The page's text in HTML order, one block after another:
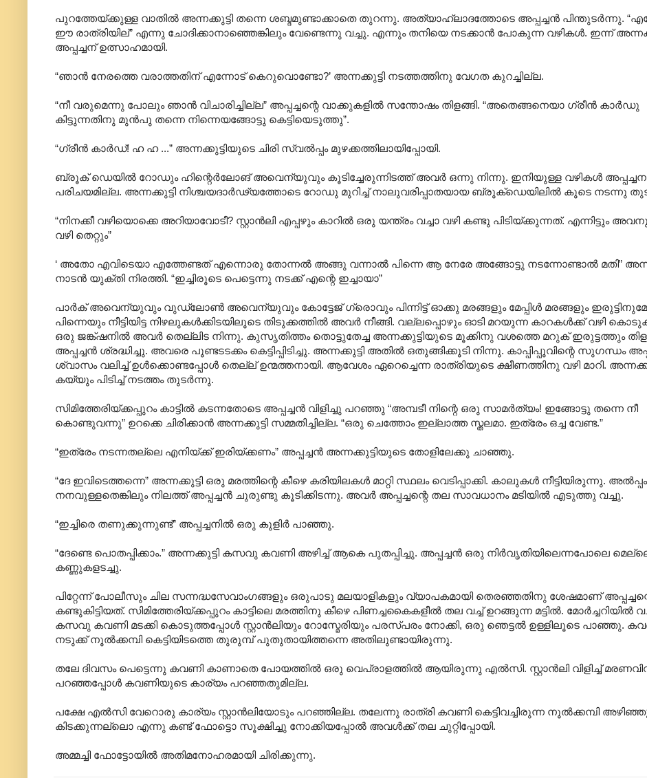
പുറത്തേയ്ക്കുള്ള വാതിൽ അന്നക്കുട്ടി തന്നെ ശബ്ദമുണ്ടാക്കാതെ തുറന്നു. അത്യാഹ്ലാദത്തോടെ അപ്പച്ചൻ പിന്തുടർന്നു.
ഈ രാത്രിയില്” എന്നു ചോദിക്കാനാഞ്ഞെങ്കിലും വേണ്ടെന്നു വച്ചു. എന്നും തനിയെ നടക്കാൻ പോകുന്ന വഴികൾ. ഇന്ന്
അപ്പച്ചന് ഉത്സാഹമായി.
“ഞാൻ നേരത്തെ വരാത്തതിന് എന്നോട് കെറുവൊണ്ടോ?’ അന്നക്കുട്ടി നടത്തത്തിനു വേഗത കുറച്ചില്ല.
“നീ വരുമെന്നു പോലും ഞാൻ വിചാരിച്ചില്ല” അപ്പച്ചന്റെ വാക്കുകളിൽ സന്തോഷം തിളങ്ങി. “അതെങ്ങനെയാ ഗ്രീൻ കാർഡു
കിട്ടുന്നതിനു മുൻപു തന്നെ നിന്നെയങ്ങോട്ടു കെട്ടിയെടുത്തു”.
“ഗ്രീൻ കാർഡ്! ഹ ഹ ...” അന്നക്കുട്ടിയുടെ ചിരി സ്വൽപ്പം മുഴക്കത്തിലായിപ്പോയി.
ബ്രൂക് ഡെയിൽ റോഡും ഹിന്റെർലോങ് അവെന്യുവും കൂടിച്ചേരുന്നിടത്ത് അവർ ഒന്നു നിന്നു. ഇനിയുള്ള വഴികൾ
പരിചയമില്ല. അന്നക്കുട്ടി നിശ്ചയദാർഢ്യത്തോടെ റോഡു മുറിച്ച് നാലുവരിപ്പാതയായ ബ്രൂക്ഡെയിലിൽ കൂടെ നടന്നു
“നിനക്കീ വഴിയൊക്കെ അറിയാവോടീ? സ്റ്റാൻലി എപ്പഴും കാറിൽ ഒരു യന്ത്രം വച്ചാ വഴി കണ്ടു പിടിയ്ക്കുന്നത്. എന്നിട്ടും അവനു
വഴി തെറ്റും”
‘ അതോ എവിടെയാ എത്തേണ്ടത് എന്നൊരു തോന്നൽ അങ്ങു വന്നാൽ പിന്നെ ആ നേരേ അങ്ങോട്ടു നടന്നോണ്ടാൽ മതി”
നാടൻ യുക്തി നിരത്തി. “ഇച്ചിരൂടെ പെട്ടെന്നു നടക്ക് എന്റെ ഇച്ചായാ”
പാർക് അവെന്യുവും വുഡ്ലോൺ അവെന്യുവും കോട്ടേജ് ഗ്രൊവും പിന്നിട്ട് ഓക്കു മരങ്ങളും മേപ്പിൾ മരങ്ങളും
പിന്നെയും നീട്ടിയിട്ട നിഴലുകൾക്കിടയിലൂടെ തിടുക്കത്തിൽ അവർ നീങ്ങി. വല്ലപ്പൊഴും ഓടി മറയുന്ന കാറകൾക്ക് വഴി
ഒരു ജങ്ക്ഷനിൽ അവർ തെല്ലിട നിന്നു. കുസൃതിത്തം തൊട്ടുതേച്ച അന്നക്കുട്ടിയുടെ മൂക്കിനു വശത്തെ മറുക് ഇരുട്ടത്തും
അപ്പച്ചൻ ശ്രദ്ധിച്ചു. അവരെ പൂണ്ടടടക്കം കെട്ടിപ്പിടിച്ചു. അന്നക്കുട്ടി അതിൽ ഒതുങ്ങിക്കൂടി നിന്നു. കാപ്പിപ്പൂവിന്റെ സുഗന്ധം
ശ്വാസം വലിച്ച് ഉൾക്കൊണ്ടപ്പോൾ തെല്ല് ഉന്മത്തനായി. ആവേശം ഏറെച്ചെന്ന രാത്രിയുടെ ക്ഷീണത്തിനു വഴി മാറി.
കയ്യും പിടിച്ച് നടത്തം തുടർന്നു.
സിമിത്തേരിയ്ക്കപ്പുറം കാട്ടിൽ കടന്നതോടെ അപ്പച്ചൻ വിളിച്ചു പറഞ്ഞു “അമ്പടീ നിന്റെ ഒരു സാമർത്യം! ഇങ്ങോട്ടു തന്നെ നീ
കൊണ്ടുവന്നു” ഉറക്കെ ചിരിക്കാൻ അന്നക്കുട്ടി സമ്മതിച്ചില്ല. “ഒരു ചെത്തോം ഇല്ലാത്ത സ്തലമാ. ഇത്രേം ഒച്ച വേണ്ട.”
“ഇത്രേം നടന്നതല്ലെ എനിയ്ക്ക് ഇരിയ്ക്കണം” അപ്പച്ചൻ അന്നക്കുട്ടിയുടെ തോളിലേക്കു ചാഞ്ഞു.
“ദേ ഇവിടെത്തന്നെ” അന്നക്കുട്ടി ഒരു മരത്തിന്റെ കീഴെ കരിയിലകൾ മാറ്റി സ്ഥലം വെടിപ്പാക്കി. കാലുകൾ നീട്ടിയിരുന്നു. അൽപ്പം
നനവുള്ളതെങ്കിലും നിലത്ത് അപ്പച്ചൻ ചുരുണ്ടു കൂടിക്കിടന്നു. അവർ അപ്പച്ചന്റെ തല സാവധാനം മടിയിൽ എടുത്തു വച്ചു.
“ഇച്ചിരെ തണുക്കുന്നുണ്ട്” അപ്പച്ചനിൽ ഒരു കുളിർ പാഞ്ഞു.
“ദേണ്ടെ പൊതപ്പിക്കാം.” അന്നക്കുട്ടി കസവു കവണി അഴിച്ച് ആകെ പുതപ്പിച്ചു. അപ്പച്ചൻ ഒരു നിർവൃതിയിലെന്നപോലെ
കണ്ണുകളടച്ചു.
പിറ്റേന്ന് പോലീസും ചില സന്നദ്ധസേവാംഗങ്ങളും ഒരുപാടു മലയാളികളും വ്യാപകമായി തെരഞ്ഞതിനു ശേഷമാണ്
കണ്ടുകിട്ടിയത്. സിമിത്തേരിയ്ക്കപ്പുറം കാട്ടിലെ മരത്തിനു കീഴെ പിണച്ചകൈകളീൽ തല വച്ച് ഉറങ്ങുന്ന മട്ടിൽ. മോർച്ചറിയിൽ
കസവു കവണി മടക്കി കൊടുത്തപ്പോൾ സ്റ്റാൻലിയും റോസ്മേരിയും പരസ്പരം നോക്കി, ഒരു ഞെട്ടൽ ഉള്ളിലൂടെ പാഞ്ഞു.
നടുക്ക് നൂൽക്കമ്പി കെട്ടിയിടത്തെ തുരുമ്പ് പുതുതായിത്തന്നെ അതിലുണ്ടായിരുന്നു.
തലേ ദിവസം പെട്ടെന്നു കവണി കാണാതെ പോയത്തിൽ ഒരു വെപ്രാളത്തിൽ ആയിരുന്നു എൽസി. സ്റ്റാൻലി വിളിച്ച്
പറഞ്ഞപ്പോൾ കവണിയുടെ കാര്യം പറഞ്ഞതുമില്ല.
പക്ഷേ എൽസി വേറൊരു കാര്യം സ്റ്റാൻലിയോടും പറഞ്ഞില്ല. തലേന്നു രാത്രി കവണി കെട്ടിവച്ചിരുന്ന നൂൽക്കമ്പി
കിടക്കുന്നല്ലൊ എന്നു കണ്ട് ഫോട്ടൊ സൂക്ഷിച്ചു നോക്കിയപ്പോൽ അവൾക്ക് തല ചുറ്റിപ്പോയി.
അമ്മച്ചി ഫോട്ടോയിൽ അതിമനോഹരമായി ചിരിക്കുന്നു.